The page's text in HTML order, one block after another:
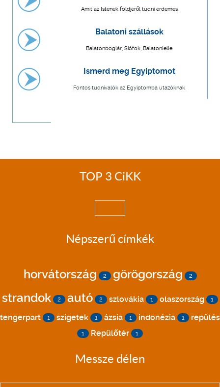
Amit az Istenek földjéről tudni érdemes
Balatoni szállások
Balatonboglár, Siófok, Balatonlelle
Ismerd meg Egyiptomot
Fontos tudnivalók az Egyiptomba utazóknak
TOP 3 CiKK
Népszerű címkék
horvátország 2 görögország 2
strandok 2 autó 2 szlovákia 1 olaszország 1
tengerpart 1 szigetek 1 ázsia 1 indonézia 1 repülés
1 Repülőtér 1
Messze délen